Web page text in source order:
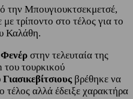
την Μπουγιουκτσεκμετσέ,
τρίποντο στο τέλος για το
Καλάθη.
Φενέρ στην τελευταία της
τουρκικού
Γιασικεβίτσιους βρέθηκε να
τέλος αλλά έδειξε χαρακτήρα